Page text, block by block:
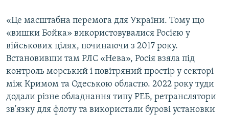
«Це масштабна перемога для України. Тому що
«вишки Бойка» використовувалися Росією у
військових цілях, починаючи з 2017 року.
Встановивши там РЛС «Нева», Росія взяла під
контроль морський і повітряний простір у секторі
між Кримом та Одеською областю. 2022 року туди
додали різне обладнання типу РЕБ, ретранслятори
зв'язку для флоту та використали бурові установки